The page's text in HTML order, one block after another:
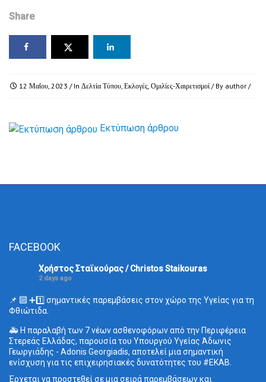
Share
12 Μαΐου, 2023 / In Δελτία Τύπου, Εκλογές, Ομιλίες-Χαιρετισμοί / By author /
Εκτύπωση άρθρου
FACEBOOK
Χρήστος Σταϊκούρας / Christos Staikouras
2 days ago
📌 🔟 ➕1️⃣ σημαντικές παρεμβάσεις στον χώρο της Υγείας για τη
Φθιώτιδα.
🚑 Η παραλαβή των 7 νέων ασθενοφόρων από την Περιφέρεια
Στερεάς Ελλάδας, παρουσία του Υπουργού Υγείας Άδωνις
Γεωργιάδης - Adonis Georgiadis, αποτελεί μια σημαντική
ενίσχυση για τις επιχειρησιακές δυνατότητες του #ΕΚΑΒ
Έρχεται να προστεθεί σε μια σειρά παρεμβάσεων και